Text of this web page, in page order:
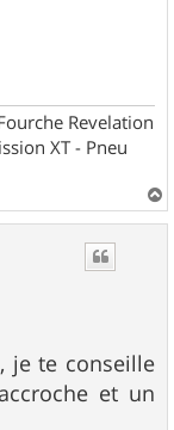
Revelation
XT - Pneu
a
je te conseille
et un